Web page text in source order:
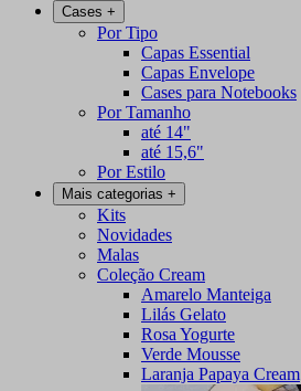
Cases +
Por Tipo
Capas Essential
Capas Envelope
Cases para Notebooks
Por Tamanho
até 14"
até 15,6"
Por Estilo
Mais categorias +
Kits
Novidades
Malas
Coleção Cream
Amarelo Manteiga
Lilás Gelato
Rosa Yogurte
Verde Mousse
Laranja Papaya Cream